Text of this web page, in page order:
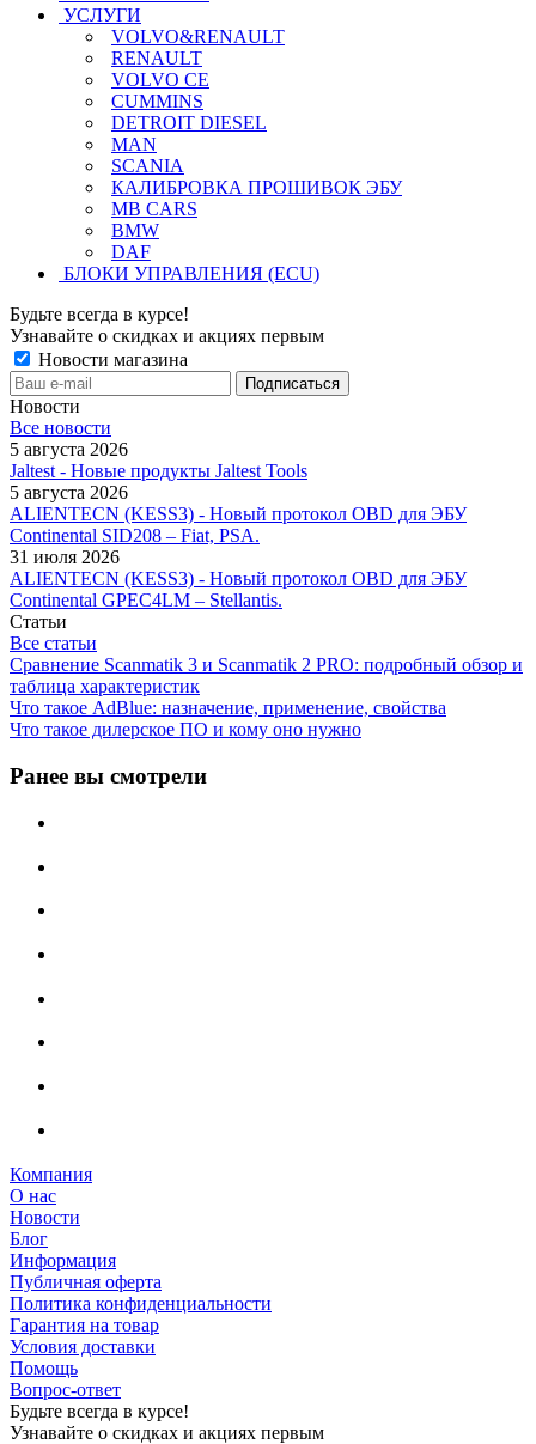
УСЛУГИ
VOLVO&RENAULT
RENAULT
VOLVO CE
CUMMINS
DETROIT DIESEL
MAN
SCANIA
КАЛИБРОВКА ПРОШИВОК ЭБУ
MB CARS
BMW
DAF
БЛОКИ УПРАВЛЕНИЯ (ECU)
Будьте всегда в курсе!
Узнавайте о скидках и акциях первым
Новости магазина
Новости
Все новости
5 августа 2026
Jaltest - Новые продукты Jaltest Tools
5 августа 2026
ALIENTECN (KESS3) - Новый протокол OBD для ЭБУ
Continental SID208 – Fiat, PSA.
31 июля 2026
ALIENTECN (KESS3) - Новый протокол OBD для ЭБУ
Continental GPEC4LM – Stellantis.
Статьи
Все статьи
Сравнение Scanmatik 3 и Scanmatik 2 PRO: подробный обзор и
таблица характеристик
Что такое AdBlue: назначение, применение, свойства
Что такое дилерское ПО и кому оно нужно
Ранее вы смотрели
Компания
О нас
Новости
Блог
Информация
Публичная оферта
Политика конфиденциальности
Гарантия на товар
Условия доставки
Помощь
Вопрос-ответ
Будьте всегда в курсе!
Узнавайте о скидках и акциях первым